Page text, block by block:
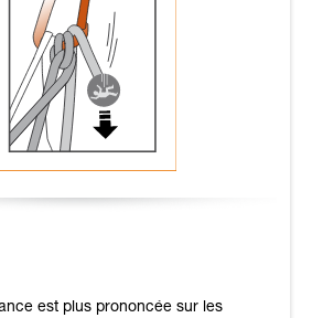
est plus prononcée sur les